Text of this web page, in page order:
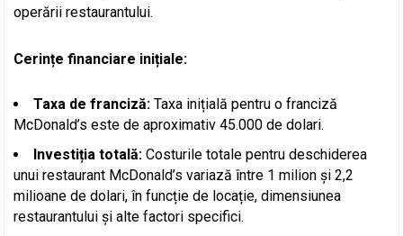
operării restaurantului.
Cerințe financiare inițiale:
Taxa de franciză: Taxa inițială pentru o franciză
McDonald’s este de aproximativ 45.000 de dolari.
Investiția totală: Costurile totale pentru deschiderea
unui restaurant McDonald’s variază între 1 milion și 2,2
milioane de dolari, în funcție de locație, dimensiunea
restaurantului și alte factori specifici.